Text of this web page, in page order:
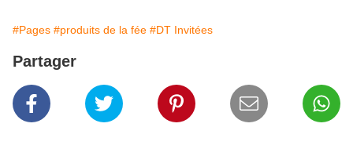
#Pages #produits de la fée #DT Invitées
Partager